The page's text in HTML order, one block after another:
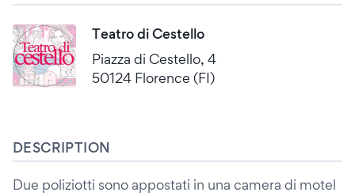
Teatro di Cestello
Piazza di Cestello, 4
50124 Florence (FI)
DESCRIPTION
Due poliziotti sono appostati in una camera di motel